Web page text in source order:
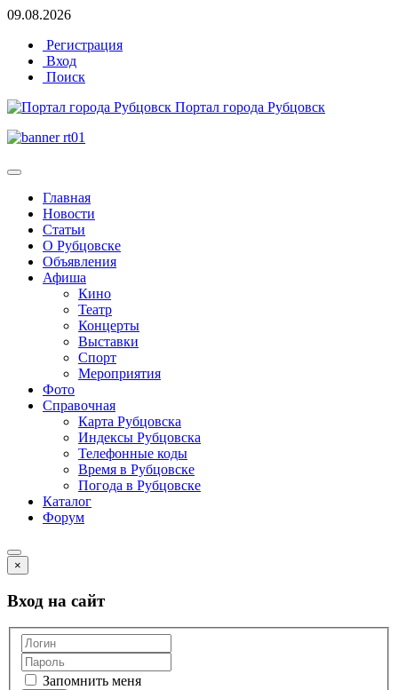
09.08.2026
Регистрация
Вход
Поиск
Портал города Рубцовск
Главная
Новости
Статьи
О Рубцовске
Объявления
Афиша
Кино
Театр
Концерты
Выставки
Спорт
Мероприятия
Фото
Справочная
Карта Рубцовска
Индексы Рубцовска
Телефонные коды
Время в Рубцовске
Погода в Рубцовске
Каталог
Форум
×
Вход на сайт
Запомнить меня